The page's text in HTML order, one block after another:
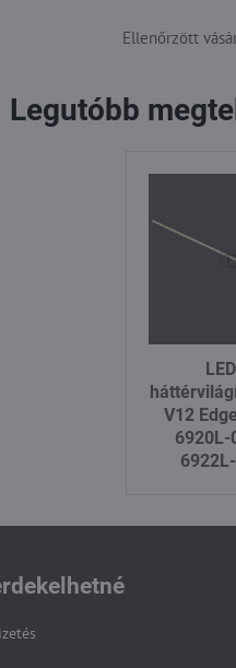
Ellenőrzött
Legutóbb
V12
6920L-